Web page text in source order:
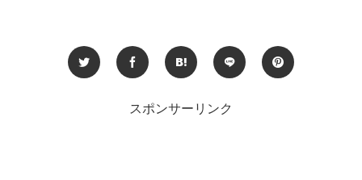
スポンサーリンク